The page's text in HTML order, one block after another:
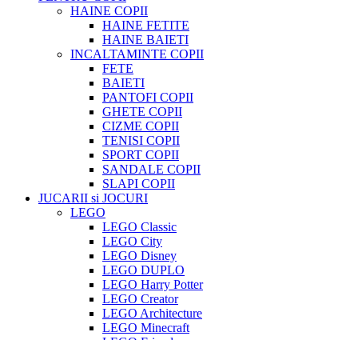
HAINE COPII
HAINE FETITE
HAINE BAIETI
INCALTAMINTE COPII
FETE
BAIETI
PANTOFI COPII
GHETE COPII
CIZME COPII
TENISI COPII
SPORT COPII
SANDALE COPII
SLAPI COPII
JUCARII si JOCURI
LEGO
LEGO Classic
LEGO City
LEGO Disney
LEGO DUPLO
LEGO Harry Potter
LEGO Creator
LEGO Architecture
LEGO Minecraft